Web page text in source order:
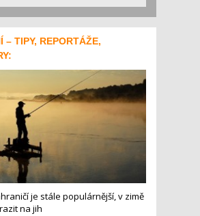
– TIPY, REPORTÁŽE,
je stále populárnější, v zimě
na jih